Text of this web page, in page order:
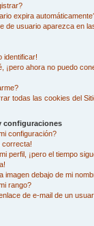
expira
de usuario aparezca en
identificar!
¡pero ahora no puedo
todas las cookies del
configuraciones
configuración?
correcta!
perfil, ¡pero el tiempo
imagen debajo de mi
rango?
de e-mail de un